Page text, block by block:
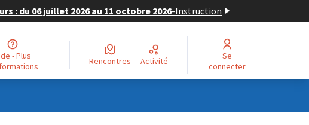
: du 06 juillet 2026 au 11 octobre 2026-Instruction
Rencontres Activité
Se
connecter